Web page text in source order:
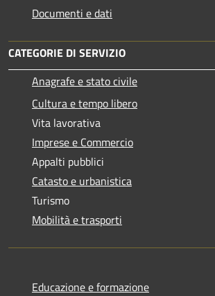
Documenti e dati
CATEGORIE DI SERVIZIO
Anagrafe e stato civile
Cultura e tempo libero
Vita lavorativa
Imprese e Commercio
Appalti pubblici
Catasto e urbanistica
Turismo
Mobilità e trasporti
Educazione e formazione